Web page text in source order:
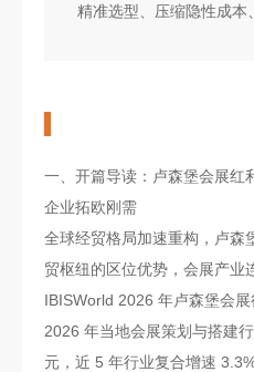
精准选型、压缩隐性成本
一、开篇导读：卢森堡会展红
企业拓欧刚需
全球经贸格局加速重构，卢森
贸枢纽的区位优势，会展产业
IBISWorld 2026 年卢森堡会展
2026 年当地会展策划与搭建
元，近 5 年行业复合增速